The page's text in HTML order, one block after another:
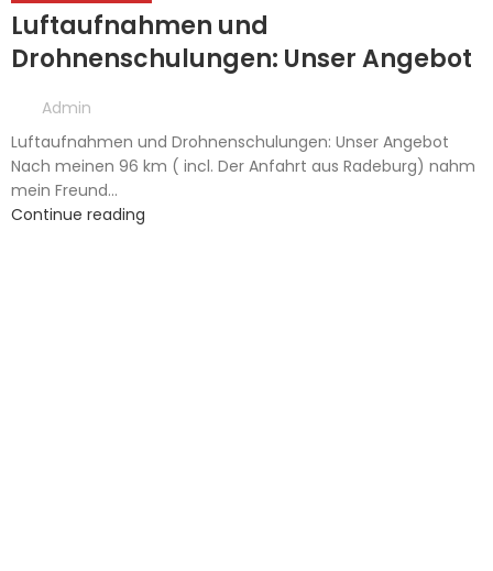
Luftaufnahmen und
Drohnenschulungen: Unser Angebot
Admin
Luftaufnahmen und Drohnenschulungen: Unser Angebot
Nach meinen 96 km ( incl. Der Anfahrt aus Radeburg) nahm
mein Freund...
Continue reading